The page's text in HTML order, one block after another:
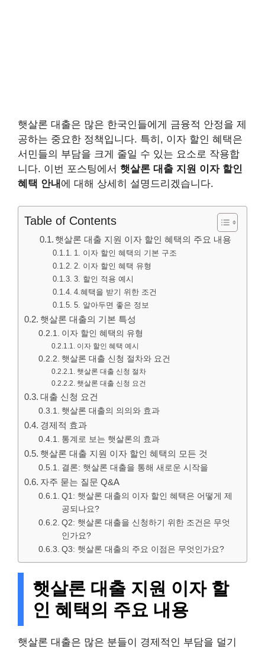
햇살론 대출은 많은 한국인들에게 금융적 안정을 제
공하는 중요한 정책입니다. 특히, 이자 할인 혜택은
서민들의 부담을 크게 줄일 수 있는 요소로 작용합
니다. 이번 포스팅에서 햇살론 대출 지원 이자 할인
혜택 안내 에 대해 상세히 설명드리겠습니다.
Table of Contents
햇살론 대출 지원 이자 할인 혜택의 주요 내용
1. 이자 할인 혜택의 기본 구조
2. 이자 할인 혜택 유형
3. 할인 적용 예시
4.혜택을 받기 위한 조건
5. 알아두면 좋은 정보
햇살론 대출의 기본 특성
이자 할인 혜택의 유형
이자 할인 혜택 예시
햇살론 대출 신청 절차와 요건
햇살론 대출 신청 절차
햇살론 대출 신청 요건
대출 신청 요건
햇살론 대출의 의의와 효과
경제적 효과
통계로 보는 햇살론의 효과
햇살론 대출 지원 이자 할인 혜택의 모든 것
결론: 햇살론 대출을 통해 새로운 시작을
자주 묻는 질문 Q&A
Q1: 햇살론 대출의 이자 할인 혜택은 어떻게 제
공되나요?
Q2: 햇살론 대출을 신청하기 위한 조건은 무엇
인가요?
Q3: 햇살론 대출의 주요 이점은 무엇인가요?
햇살론 대출 지원 이자 할
인 혜택의 주요 내용
햇살론 대출은 많은 분들이 경제적인 부담을 덜기